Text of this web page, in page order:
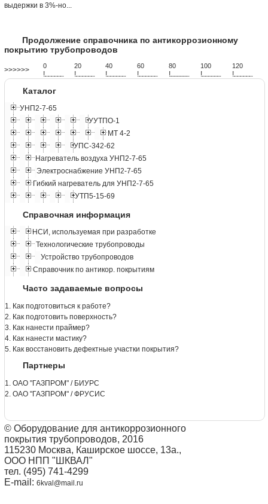
выдержки в 3%-но...
Продолжение справочника по антикоррозионному
покрытию трубопроводов
>>>>>> 0
!...................
20
!...................
40
!...................
60
!...................
80
!...................
100
!...................
120
!...................
Каталог
УНП2-7-65
УУТПО-1
МТ 4-2
УПС-342-62
Нагреватель воздуха УНП2-7-65
Электроснабжение УНП2-7-65
Гибкий нагреватель для УНП2-7-65
УТП5-15-69
Справочная информация
НСИ, используемая при разработке
Технологические трубопроводы
Устройство трубопроводов
Справочник по антикор. покрытиям
Часто задаваемые вопросы
1. Как подготовиться к работе?
2. Как подготовить поверхность?
3. Как нанести праймер?
4. Как нанести мастику?
5. Как восстановить дефектные участки покрытия?
Партнеры
1. ОАО "ГАЗПРОМ" / БИУРС
2. ОАО "ГАЗПРОМ" / ФРУСИС
© Оборудование для антикоррозионного
покрытия трубопроводов, 2016
115230 Москва, Каширское шоссе, 13а.,
ООО НПП "ШКВАЛ"
тел. (495) 741-4299
E-mail: 6kval@mail.ru